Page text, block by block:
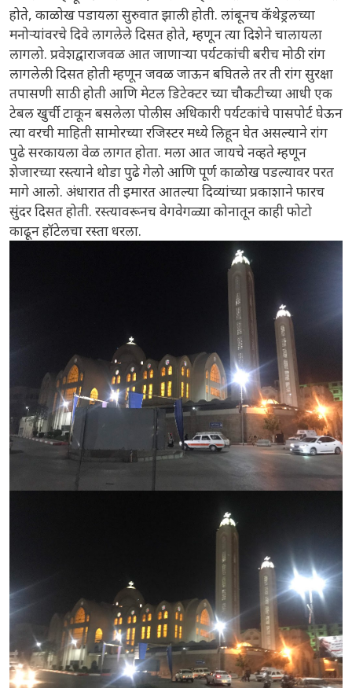
होते, काळोख पडायला सुरुवात झाली होती. लांबूनच कॅथेड्रलच्या
मनोऱ्यांवरचे दिवे लागलेले दिसत होते, म्हणून त्या दिशेने चालायला
लागलो. प्रवेशद्वाराजवळ आत जाणाऱ्या पर्यटकांची बरीच मोठी रांग
लागलेली दिसत होती म्हणून जवळ जाऊन बघितले तर ती रांग सुरक्षा
तपासणी साठी होती आणि मेटल डिटेक्टर च्या चौकटीच्या आधी एक
टेबल खुर्ची टाकून बसलेला पोलीस अधिकारी पर्यटकांचे पासपोर्ट घेऊन
त्या वरची माहिती सामोरच्या रजिस्टर मध्ये लिहून घेत असल्याने रांग
पुढे सरकायला वेळ लागत होता. मला आत जायचे नव्हते म्हणून
शेजारच्या रस्त्याने थोडा पुढे गेलो आणि पूर्ण काळोख पडल्यावर परत
मागे आलो. अंधारात ती इमारत आतल्या दिव्यांच्या प्रकाशाने फारच
सुंदर दिसत होती. रस्त्यावरूनच वेगवेगळ्या कोनातून काही फोटो
काढून हॉटेलचा रस्ता धरला.